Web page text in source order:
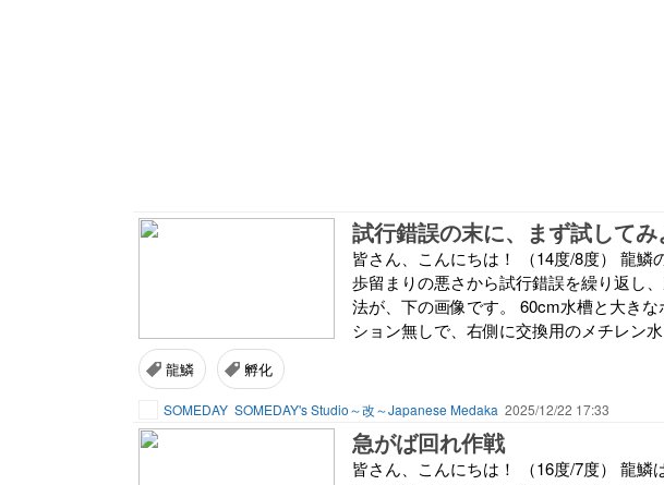
試行錯誤の末に、まず試して
皆さん、こんにちは！ （14度/8度） 龍鱗
歩留まりの悪さから試行錯誤を繰り返し
法が、下の画像です。 60cm水槽と大き
ション無しで、右側に交換用のメチレン
龍鱗 孵化
SOMEDAY SOMEDAY's Studio～改～Japanese Medaka 2025/12/22 17:33
急がば回れ作戦
皆さん、こんにちは！ （16度/7度） 龍